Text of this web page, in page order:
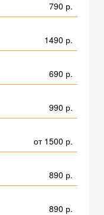
790 р.
1490 р.
690 р.
990 р.
от 1500 р.
890 р.
890 р.